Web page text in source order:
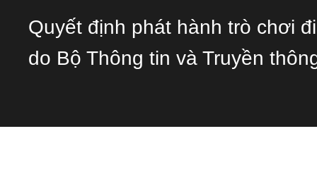
Quyết định phát hành trò chơi
do Bộ Thông tin và Truyền